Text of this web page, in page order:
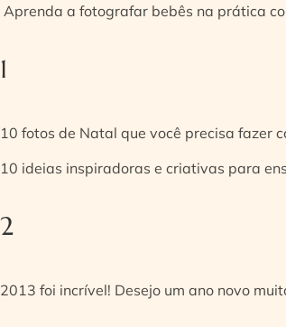
Aprenda a fotografar bebês na prática
1
10 fotos de Natal que você precisa fazer
10 ideias inspiradoras e criativas para
2
2013 foi incrível! Desejo um ano novo